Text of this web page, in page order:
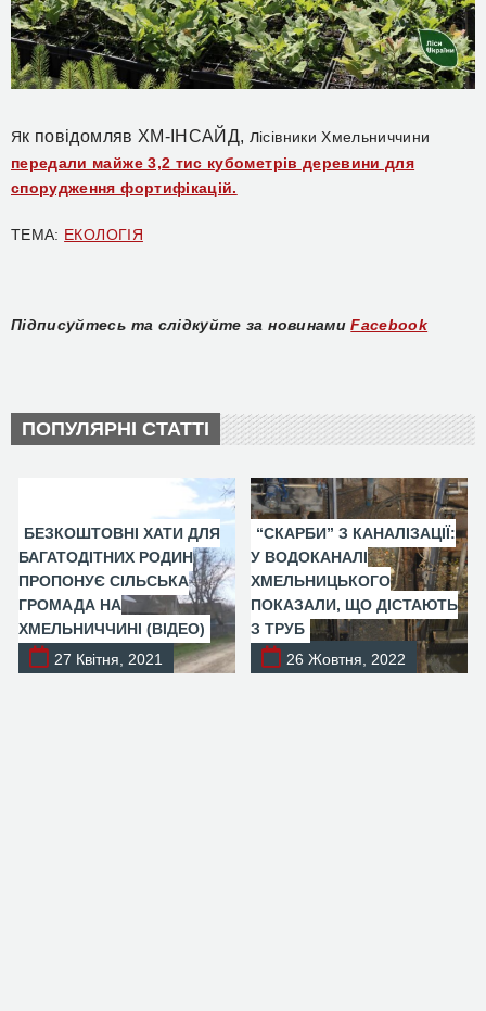
Як повідомляв ХМ-ІНСАЙД, лісівники Хмельниччини
передали майже 3,2 тис кубометрів деревини для
спорудження фортифікацій.
ТЕМА: ЕКОЛОГІЯ
Підписуйтесь та слідкуйте за новинами Facebook
ПОПУЛЯРНІ СТАТТІ
БЕЗКОШТОВНІ ХАТИ ДЛЯ
БАГАТОДІТНИХ РОДИН
ПРОПОНУЄ СІЛЬСЬКА
ГРОМАДА НА
ХМЕЛЬНИЧЧИНІ (ВІДЕО)
27 Квітня, 2021
“СКАРБИ” З КАНАЛІЗАЦІЇ:
У ВОДОКАНАЛІ
ХМЕЛЬНИЦЬКОГО
ПОКАЗАЛИ, ЩО ДІСТАЮТЬ
З ТРУБ
26 Жовтня, 2022